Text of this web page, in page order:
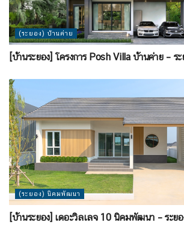
(ระยอง) บ้านค่าย
[บ้านระยอง] โครงการ Posh Villa บ้านค่าย – ระ
(ระยอง) นิคมพัฒนา
[บ้านระยอง] เดอะวิลเลจ 10 นิคมพัฒนา – ระย